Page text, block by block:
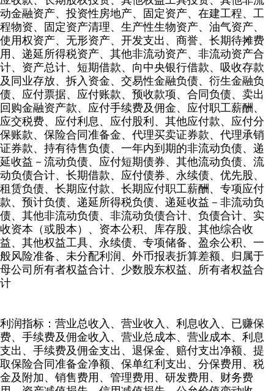
动金融资产、投资性房地产、固定资产、在建工程、工
程物资、固定资产清理、生产性生物资产、油气资产、
使用权资产、无形资产、开发支出、商誉、长期待摊费
用、递延所得税资产、其他非流动资产、非流动资产合
计、资产总计、短期借款、向中央银行借款、吸收存款
及同业存放、拆入资金、交易性金融负债、衍生金融负
债、应付票据、应付账款、预收款项、合同负债、卖出
回购金融资产款、应付手续费及佣金、应付职工薪酬、
应交税费、应付利息、应付股利、其他应付款、应付分
保账款、保险合同准备金、代理买卖证券款、代理承销
证券款、持有待售负债、一年内到期的非流动负债、递
延收益－流动负债、应付短期债券、其他流动负债、流
动负债合计、长期借款、应付债券、永续债、优先股、
租赁负债、长期应付款、长期应付职工薪酬、专项应付
款、预计负债、递延所得税负债、递延收益－非流动负
债、其他非流动负债、非流动负债合计、负债合计、实
收资本（或股本）、资本公积、库存股、其他综合收
益、其他权益工具、永续债、专项储备、盈余公积、一
般风险准备、未分配利润、外币报表折算差额、归属于
母公司所有者权益合计、少数股东权益、所有者权益合
计
利润指标：营业总收入、营业收入、利息收入、已赚保
费、手续费及佣金收入、营业总成本、营业成本、利息
支出、手续费及佣金支出、退保金、赔付支出净额、提
取保险合同准备金净额、保单红利支出、分保费用、税
金及附加、销售费用、管理费用、研发费用、财务费